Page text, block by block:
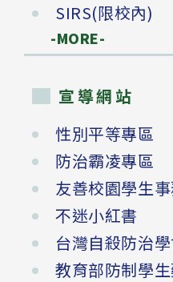
SIRS(限校內)
-MORE-
宣導網站
性別平等專區
防治霸凌專區
友善校園學生
不迷小紅書
台灣自殺防治
教育部防制學